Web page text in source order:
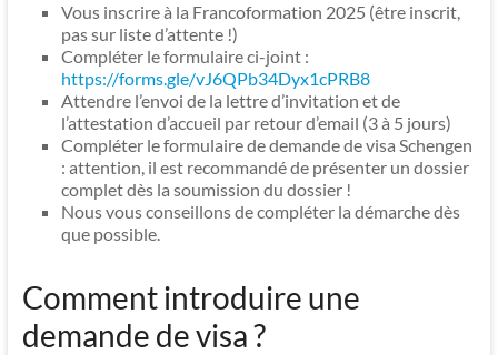
Vous inscrire à la Francoformation 2025 (être inscrit,
pas sur liste d’attente !)
Compléter le formulaire ci-joint :
https://forms.gle/vJ6QPb34Dyx1cPRB8
Attendre l’envoi de la lettre d’invitation et de
l’attestation d’accueil par retour d’email (3 à 5 jours)
Compléter le formulaire de demande de visa Schengen
: attention, il est recommandé de présenter un dossier
complet dès la soumission du dossier !
Nous vous conseillons de compléter la démarche dès
que possible.
Comment introduire une
demande de visa ?